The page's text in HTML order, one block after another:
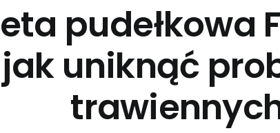
pudełkowa
uniknąć